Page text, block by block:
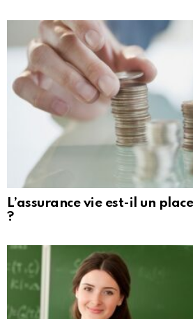
L’assurance vie est-il un
?